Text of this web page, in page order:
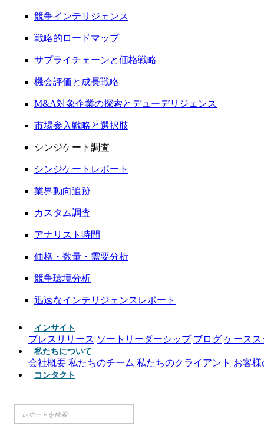
競争インテリジェンス
戦略的ロードマップ
サプライチェーンと価格戦略
機会評価と成長戦略
M&A対象企業の探索とデューデリジェンス
市場参入戦略と選択肢
シンジケート調査
シンジケートレポート
業界動向追跡
カスタム調査
アナリスト時間
価格・数量・需要分析
競争環境分析
迅速なインテリジェンスレポート
インサイト
プレスリリース ソートリーダーシップ ブログ ケースス
私たちについて
会社概要 私たちのチーム 私たちのクライアント お客
コンタクト